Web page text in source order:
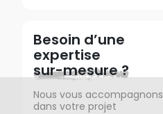
Besoin d’une
expertise
sur-mesure ?
Nous vous accompagnons
dans votre projet